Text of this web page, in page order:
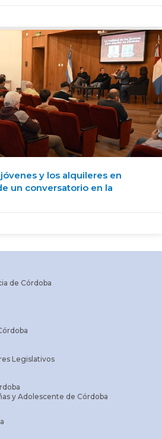
y los alquileres en
un conversatorio en la
de Córdoba
Legislativos
y Adolescente de Córdoba